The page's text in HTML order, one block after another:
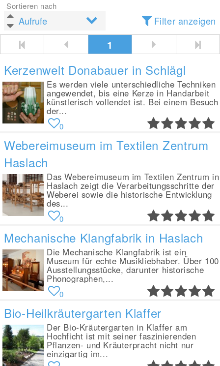
Sortieren nach
Filter anzeigen
1
Kerzenwelt Donabauer in Schlägl
Es werden viele unterschiedliche Techniken
angewendet, bis eine Kerze in Handarbeit
künstlerisch vollendet ist. Bei einem Besuch
der...
0
Webereimuseum im Textilen Zentrum
Haslach
Das Webereimuseum im Textilen Zentrum in
Haslach zeigt die Verarbeitungsschritte der
Weberei sowie die historische Entwicklung
des...
0
Mechanische Klangfabrik in Haslach
Die Mechanische Klangfabrik ist ein
Museum für echte Musikliebhaber. Über 100
Ausstellungsstücke, darunter historische
Phonographen,...
0
Bio-Heilkräutergarten Klaffer
Der Bio-Kräutergarten in Klaffer am
Hochficht ist mit seiner faszinierenden
Pflanzen- und Kräuterpracht nicht nur
einzigartig im...